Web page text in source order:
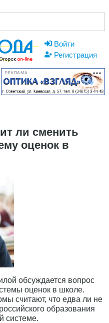
Войти
Регистрация
РЕКЛАМА
ли сменить
оценок в
обсуждается вопрос
оценок в школе.
считают, что едва ли не
образования
системе.